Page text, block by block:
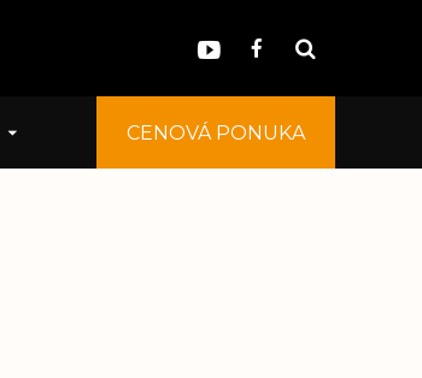
CENOVÁ PONUKA
CENOVÁ PONUKA